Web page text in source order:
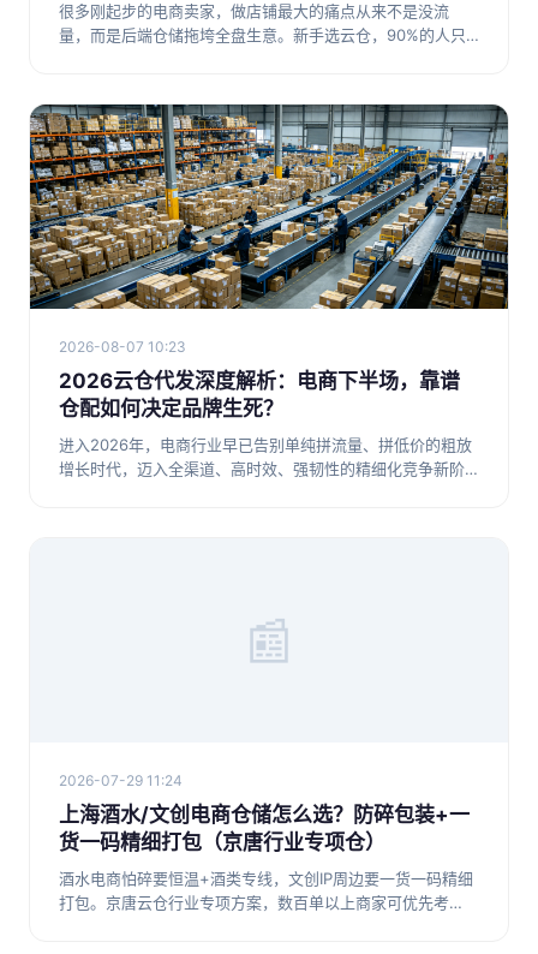
很多刚起步的电商卖家，做店铺最大的痛点从来不是没流
量，而是后端仓储拖垮全盘生意。新手选云仓，90%的人只
2026-08-07 10:23
2026云仓代发深度解析：电商下半场，靠谱
仓配如何决定品牌生死？
进入2026年，电商行业早已告别单纯拼流量、拼低价的粗放
增长时代，迈入全渠道、高时效、强韧性的精细化竞争新阶
📰
2026-07-29 11:24
上海酒水/文创电商仓储怎么选？防碎包装+一
货一码精细打包（京唐行业专项仓）
酒水电商怕碎要恒温+酒类专线，文创IP周边要一货一码精细
打包。京唐云仓行业专项方案，数百单以上商家可优先考